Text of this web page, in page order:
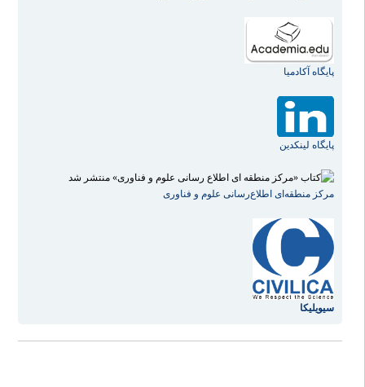
پایگاه آکادمیا
پایگاه لینکدین
مرکز منطقه‌ای اطلاع‌رسانی علوم و فناوری
سیویلیکا